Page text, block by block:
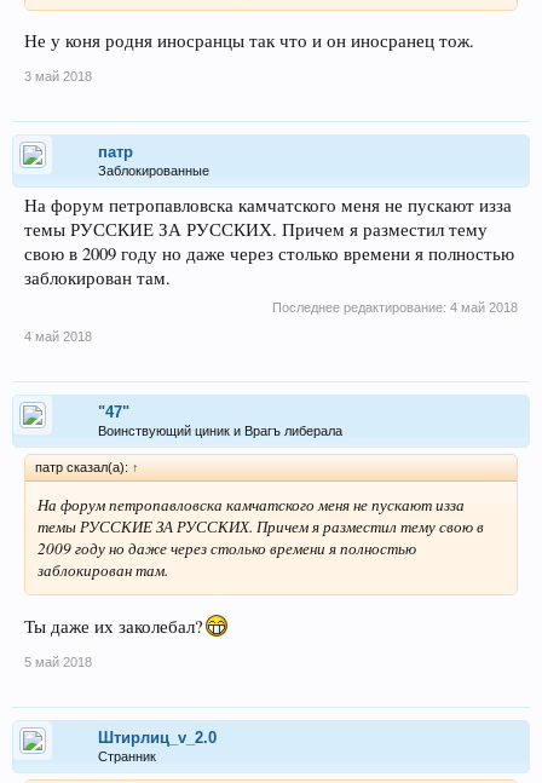
Не у коня родня иносранцы так что и он иносранец тож.
3 май 2018
патр
Заблокированные
На форум петропавловска камчатского меня не пускают изза
темы РУССКИЕ ЗА РУССКИХ. Причем я разместил тему
свою в 2009 году но даже через столько времени я полностью
заблокирован там.
Последнее редактирование: 4 май 2018
4 май 2018
"47"
Воинствующий циник и Врагъ либерала
патр сказал(а): ↑
На форум петропавловска камчатского меня не пускают изза
темы РУССКИЕ ЗА РУССКИХ. Причем я разместил тему свою в
2009 году но даже через столько времени я полностью
заблокирован там.
Ты даже их заколебал?
5 май 2018
Штирлиц_v_2.0
Странник